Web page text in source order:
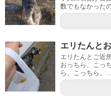
数でもなかった
エリたんと
エリたんとご近
おっちら、こっ
ら、こっちら。